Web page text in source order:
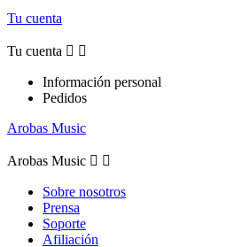
Tu cuenta
Tu cuenta  
Información personal
Pedidos
Arobas Music
Arobas Music  
Sobre nosotros
Prensa
Soporte
Afiliación